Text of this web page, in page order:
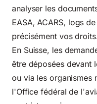
analyser les
EASA, ACARS, logs
précisément vos
En Suisse, les
être déposées devant
ou via les organismes
l'Office fédéral de